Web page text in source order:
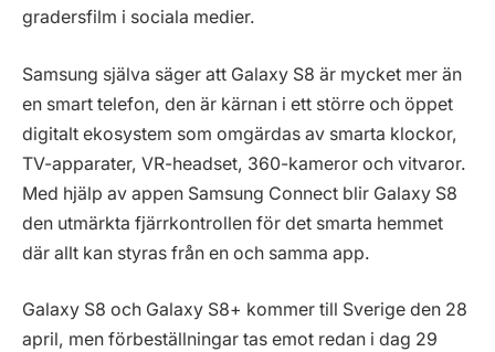
gradersfilm i sociala medier.
Samsung själva säger att Galaxy S8 är mycket mer än
en smart telefon, den är kärnan i ett större och öppet
digitalt ekosystem som omgärdas av smarta klockor,
TV-apparater, VR-headset, 360-kameror och vitvaror.
Med hjälp av appen Samsung Connect blir Galaxy S8
den utmärkta fjärrkontrollen för det smarta hemmet
där allt kan styras från en och samma app.
Galaxy S8 och Galaxy S8+ kommer till Sverige den 28
april, men förbeställningar tas emot redan i dag 29